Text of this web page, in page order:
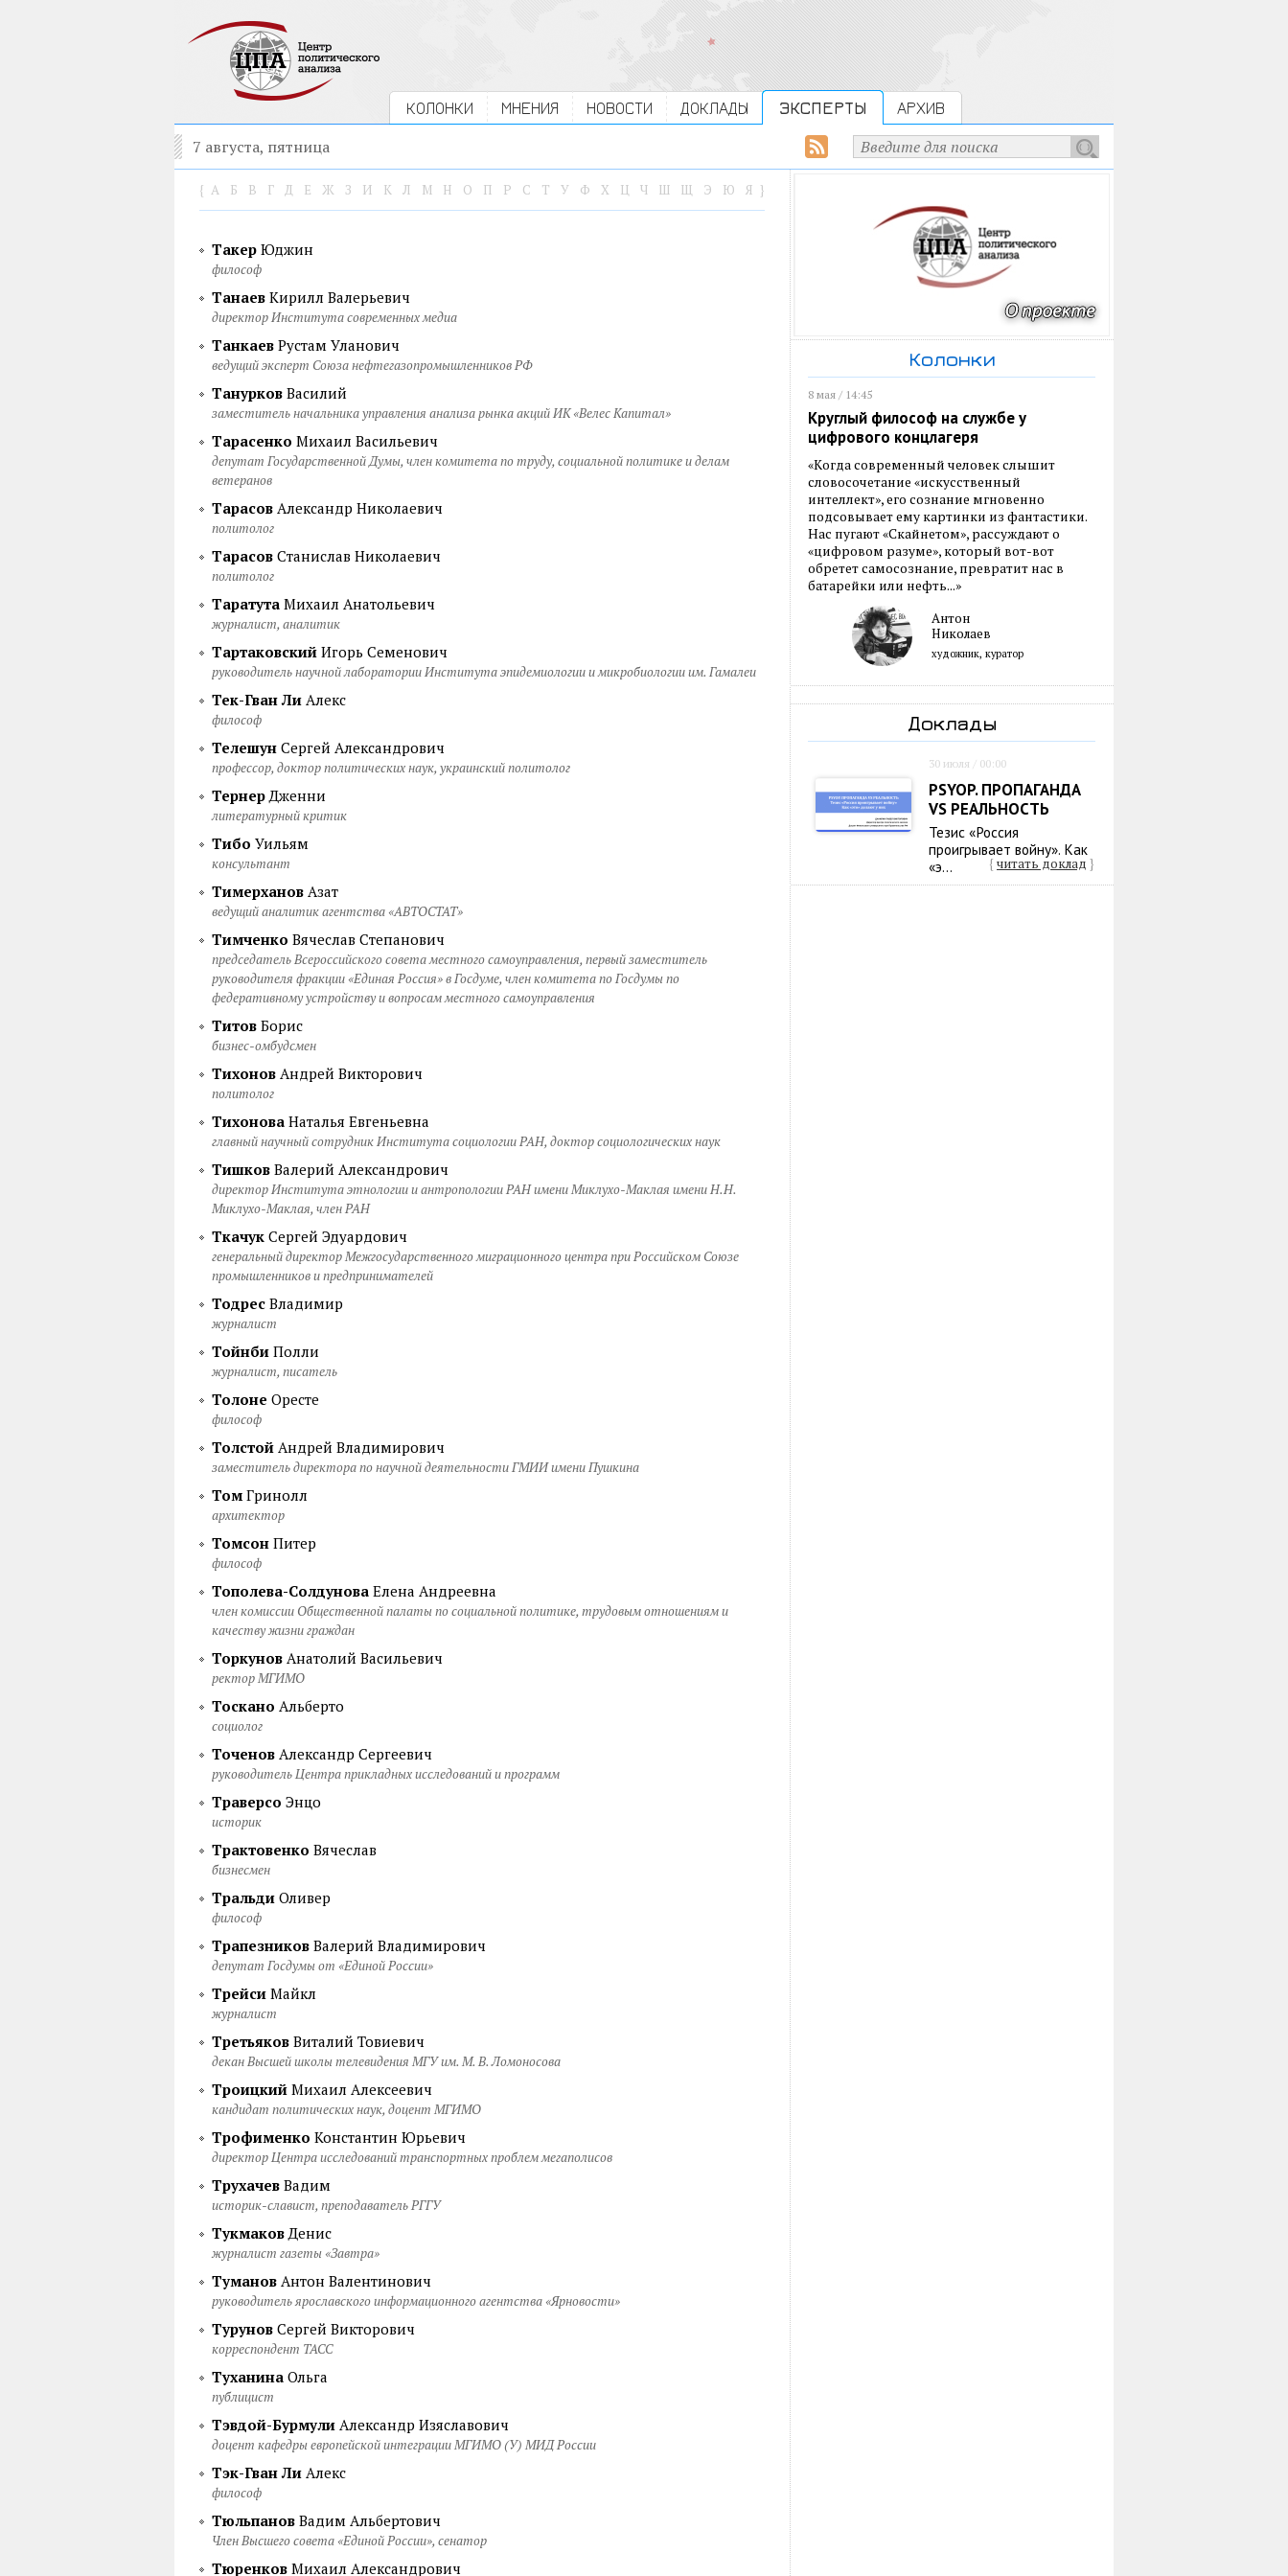
КОЛОНКИ МНЕНИЯ НОВОСТИ ДОКЛАДЫ ЭКСПЕРТЫ АРХИВ
7 августа, пятница
{ А Б В Г Д Е Ж З И К Л М Н О П Р С Т У Ф Х Ц Ч Ш Щ Э Ю Я }
Такер Юджин
философ
Танаев Кирилл Валерьевич
директор Института современных медиа
Танкаев Рустам Уланович
ведущий эксперт Союза нефтегазопромышленников РФ
Танурков Василий
заместитель начальника управления анализа рынка акций ИК «Велес Капитал»
Тарасенко Михаил Васильевич
депутат Государственной Думы, член комитета по труду, социальной политике и делам
ветеранов
Тарасов Александр Николаевич
политолог
Тарасов Станислав Николаевич
политолог
Таратута Михаил Анатольевич
журналист, аналитик
Тартаковский Игорь Семенович
руководитель научной лаборатории Института эпидемиологии и микробиологии им. Гамалеи
Тек-Гван Ли Алекс
философ
Телешун Сергей Александрович
профессор, доктор политических наук, украинский политолог
ТернерДженни
литературный критик
Тибо Уильям
консультант
Тимерханов Азат
ведущий аналитик агентства «АВТОСТАТ»
Тимченко Вячеслав Степанович
председатель Всероссийского совета местного самоуправления, первый заместитель
руководителя фракции «Единая Россия» в Госдуме, член комитета по Госдумы по
федеративному устройству и вопросам местного самоуправления
Титов Борис
бизнес-омбудсмен
Тихонов Андрей Викторович
политолог
Тихонова Наталья Евгеньевна
главный научный сотрудник Института социологии РАН, доктор социологических наук
Тишков Валерий Александрович
директор Института этнологии и антропологии РАН имени Миклухо-Маклая имени Н.Н.
Миклухо-Маклая, член РАН
Ткачук Сергей Эдуардович
генеральный директор Межгосударственного миграционного центра при Российском Союзе
промышленников и предпринимателей
Тодрес Владимир
журналист
Тойнби Полли
журналист, писатель
Толоне Оресте
философ
Толстой Андрей Владимирович
заместитель директора по научной деятельности ГМИИ имени Пушкина
Том Гринолл
архитектор
Томсон Питер
философ
Тополева-Солдунова Елена Андреевна
член комиссии Общественной палаты по социальной политике, трудовым отношениям и
качеству жизни граждан
Торкунов Анатолий Васильевич
ректор МГИМО
Тоскано Альберто
социолог
Точенов Александр Сергеевич
руководитель Центра прикладных исследований и программ
Траверсо Энцо
историк
Трактовенко Вячеслав
бизнесмен
Тральди Оливер
философ
Трапезников Валерий Владимирович
депутат Госдумы от «Единой России»
Трейси Майкл
журналист
Третьяков Виталий Товиевич
декан Высшей школы телевидения МГУ им. М. В. Ломоносова
Троицкий Михаил Алексеевич
кандидат политических наук, доцент МГИМО
Трофименко Константин Юрьевич
директор Центра исследований транспортных проблем мегаполисов
Трухачев Вадим
историк-славист, преподаватель РГГУ
ТукмаковДенис
журналист газеты «Завтра»
Туманов Антон Валентинович
руководитель ярославского информационного агентства «Ярновости»
Турунов Сергей Викторович
корреспондент ТАСС
Туханина Ольга
публицист
Тэвдой-Бурмули Александр Изяславович
доцент кафедры европейской интеграции МГИМО (У) МИД России
Тэк-Гван Ли Алекс
философ
Тюльпанов Вадим Альбертович
Член Высшего совета «Единой России», сенатор
Тюренков Михаил Александрович
Колонки
8 мая / 14:45
Круглый философ на службе у
цифрового концлагеря
«Когда современный человек слышит
словосочетание «искусственный
интеллект», его сознание мгновенно
подсовывает ему картинки из фантастики.
Нас пугают «Скайнетом», рассуждают о
«цифровом разуме», который вот-вот
обретет самосознание, превратит нас в
батарейки или нефть...»
Антон
Николаев
художник, куратор
Доклады
30 июля / 00:00
PSYOP. ПРОПАГАНДА
VS РЕАЛЬНОСТЬ
Тезис «Россия
проигрывает войну». Как
«э...
{ читать доклад }